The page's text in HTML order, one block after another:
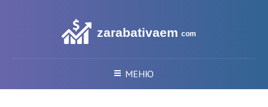
zarabativaem com
МЕНЮ